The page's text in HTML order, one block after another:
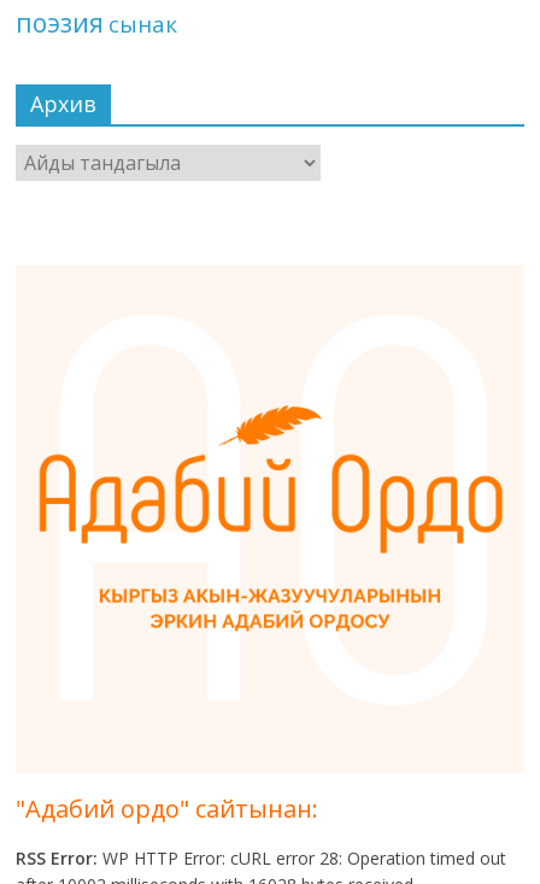
поэзия сынак
Архив
Архив
"Адабий ордо" сайтынан:
RSS Error: WP HTTP Error: cURL error 28: Operation timed out